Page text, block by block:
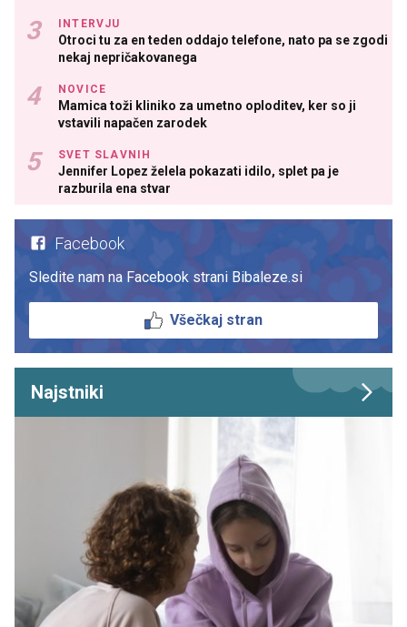
INTERVJU
Otroci tu za en teden oddajo telefone, nato pa se zgodi
nekaj nepričakovanega
NOVICE
Mamica toži kliniko za umetno oploditev, ker so ji
vstavili napačen zarodek
SVET SLAVNIH
Jennifer Lopez želela pokazati idilo, splet pa je
razburila ena stvar
Facebook
Sledite nam na Facebook strani Bibaleze.si
Všečkaj stran
Najstniki